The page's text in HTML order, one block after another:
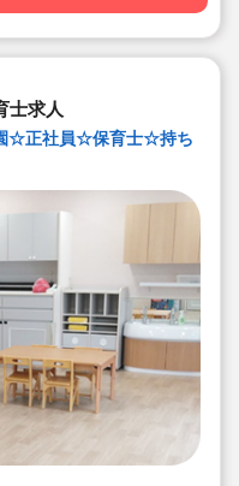
たちの労働環境やライフワ
られています。
、キャリアアップも目指せ
士求人
☆正社員☆保育士☆持ち